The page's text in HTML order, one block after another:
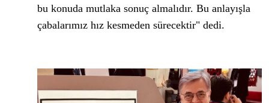
bu konuda mutlaka sonuç almalıdır. Bu anlayışla
çabalarımız hız kesmeden sürecektir" dedi.